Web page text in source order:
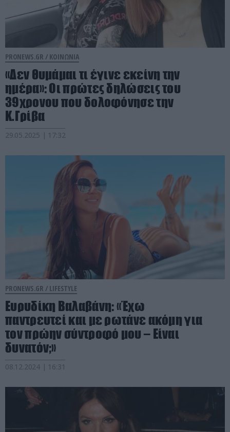
PRONEWS.GR / ΚΟΙΝΩΝΙΑ
«Δεν θυμάμαι τι έγινε εκείνη την
ημέρα»: Oι πρώτες δηλώσεις του
39χρονου που δολοφόνησε την
Κ.Γρίβα
29.05.2025 | 17:32
PRONEWS.GR / LIFESTYLE
Ευρυδίκη Βαλαβάνη: «Έχω
παντρευτεί και με ρωτάνε ακόμη για
τον πρώην σύντροφό μου – Είναι
δυνατόν;»
08.12.2024 | 16:31